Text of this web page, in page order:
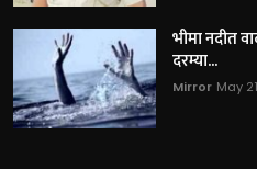
भीमा नदीत
दरम्या...
Mirror May